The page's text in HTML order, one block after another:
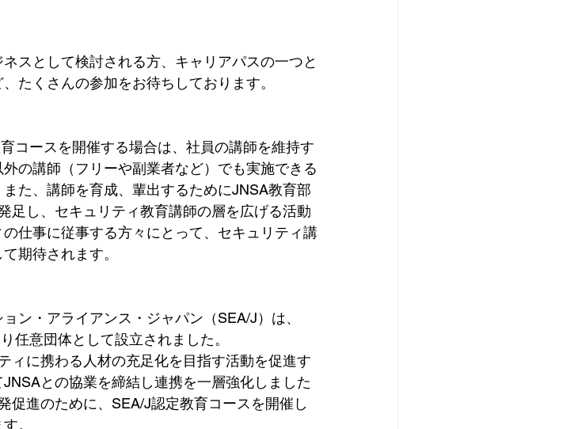
スとして検討される方、キャリアパスの一つと
たくさんの参加をお待ちしております。
コースを開催する場合は、社員の講師を維持す
の講師（フリーや副業者など）でも実施できる
た、講師を育成、輩出するためにJNSA教育部
し、セキュリティ教育講師の層を広げる活動
仕事に従事する方々にとって、セキュリティ講
期待されます。
ン・アライアンス・ジャパン（SEA/J）は、
任意団体として設立されました。
ィに携わる人材の充足化を目指す活動を促進す
との協業を締結し連携を一層強化しました
促進のために、SEA/J認定教育コースを開催し
。